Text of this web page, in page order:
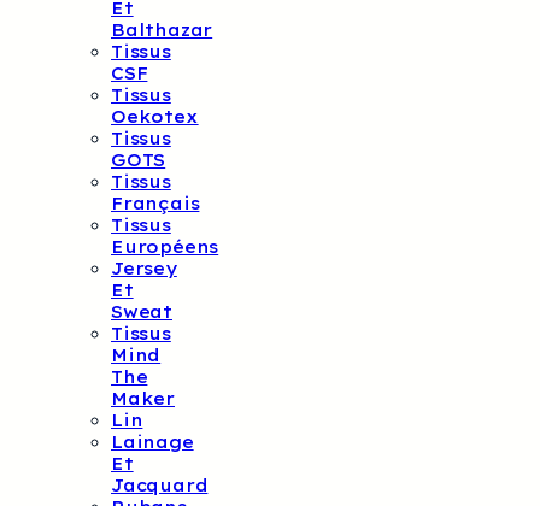
Et
Balthazar
Tissus
CSF
Tissus
Oekotex
Tissus
GOTS
Tissus
Français
Tissus
Européens
Jersey
Et
Sweat
Tissus
Mind
The
Maker
Lin
Lainage
Et
Jacquard